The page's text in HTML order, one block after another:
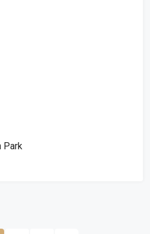
Park